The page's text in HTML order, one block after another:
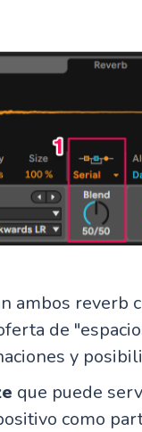
ambos reverb
de
y
que puede
como